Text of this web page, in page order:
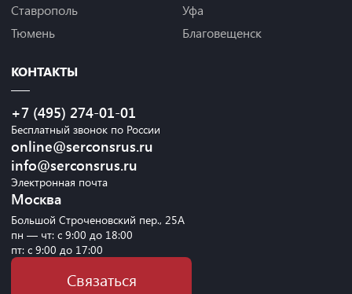
Ставрополь
Тюмень
Уфа
Благовещенск
КОНТАКТЫ
+7 (495) 274-01-01
Бесплатный звонок по России
online@serconsrus.ru
info@serconsrus.ru
Электронная почта
Москва
Большой Строченовский пер., 25А
пн — чт: с 9:00 до 18:00
пт: с 9:00 до 17:00
Связаться